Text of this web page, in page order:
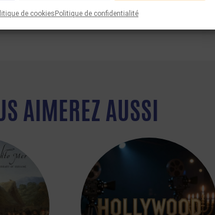
de cookies Politique de confidentialité
AIMEREZ AUSSI